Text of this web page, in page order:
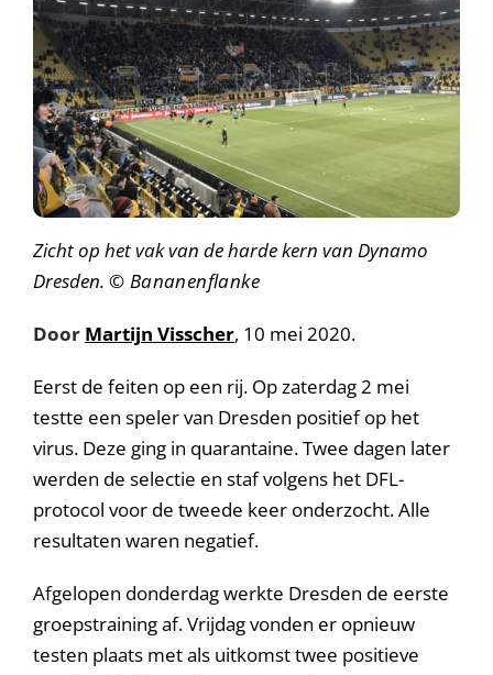
Zicht op het vak van de harde kern van Dynamo
Dresden. © Bananenflanke
Door Martijn Visscher, 10 mei 2020.
Eerst de feiten op een rij. Op zaterdag 2 mei
testte een speler van Dresden positief op het
virus. Deze ging in quarantaine. Twee dagen later
werden de selectie en staf volgens het DFL-
protocol voor de tweede keer onderzocht. Alle
resultaten waren negatief.
Afgelopen donderdag werkte Dresden de eerste
groepstraining af. Vrijdag vonden er opnieuw
testen plaats met als uitkomst twee positieve